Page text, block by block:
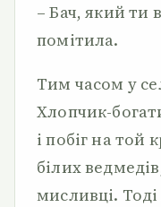
– Бач, який ти
помітила.
Тим часом у
Хлопчик-
і побіг на той
білих
мисливці.